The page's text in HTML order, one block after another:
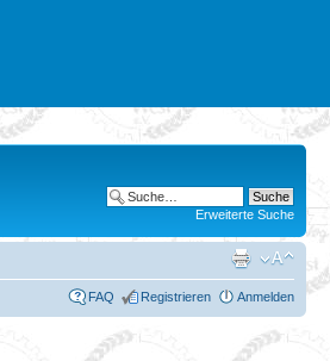
Erweiterte Suche
FAQ Registrieren Anmelden